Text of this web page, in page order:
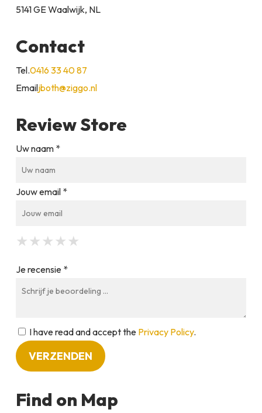
5141 GE Waalwijk, NL
Contact
Tel.0416 33 40 87
Emailjboth@ziggo.nl
Review Store
Uw naam *
Jouw email *
★
★ ★
★ ★ ★
★ ★ ★ ★
★ ★ ★ ★ ★
Je recensie *
I have read and accept the Privacy Policy.
Find on Map